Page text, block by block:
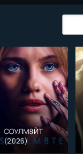
СОУЛМ8ЙТ
(2026)